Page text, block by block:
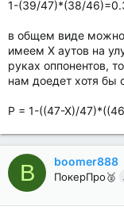
1-(39/47)*(38/
в общем виде можно
имеем X аутов на
руках оппонентов,
нам доедет хотя бы
P = 1-((47-X)/
B boomer888
ПокерПро🥈